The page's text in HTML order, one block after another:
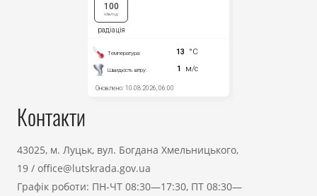
Контакти
43025, м. Луцьк, вул. Богдана Хмельницького,
19 / office@lutskrada.gov.ua
Графік роботи: ПН-ЧТ 08:30—17:30, ПТ 08:30—